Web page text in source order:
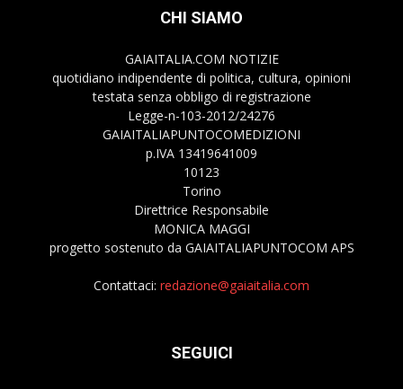
CHI SIAMO
GAIAITALIA.COM NOTIZIE
quotidiano indipendente di politica, cultura, opinioni
testata senza obbligo di registrazione
Legge-n-103-2012/24276
GAIAITALIAPUNTOCOMEDIZIONI
p.IVA 13419641009
10123
Torino
Direttrice Responsabile
MONICA MAGGI
progetto sostenuto da GAIAITALIAPUNTOCOM APS
Contattaci: redazione@gaiaitalia.com
SEGUICI